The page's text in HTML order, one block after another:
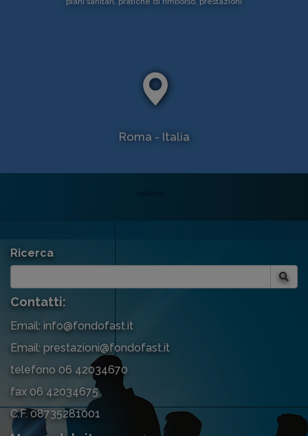
Roma - Italia
Ricerca
Contatti:
Email: info@fondofast.it
Email: prestazioni@fondofast.it
telefono 06 42034670
fax 06 42034675
C.F. 08735281001